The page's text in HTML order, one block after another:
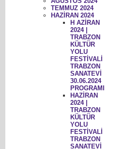
TEMMUZ 2024
HAZİRAN 2024
H AZİRAN
2024 |
TRABZON
KÜLTÜR
YOLU
FESTİVALİ
TRABZON
SANATEVİ
30.06.2024
PROGRAMI
HAZİRAN
2024 |
TRABZON
KÜLTÜR
YOLU
FESTİVALİ
TRABZON
SANATEVİ